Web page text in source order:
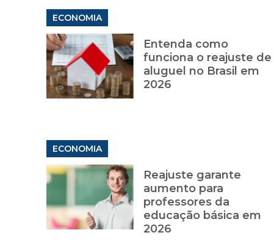
ECONOMIA
Entenda como
funciona o reajuste de
aluguel no Brasil em
2026
ECONOMIA
Reajuste garante
aumento para
professores da
educação básica em
2026